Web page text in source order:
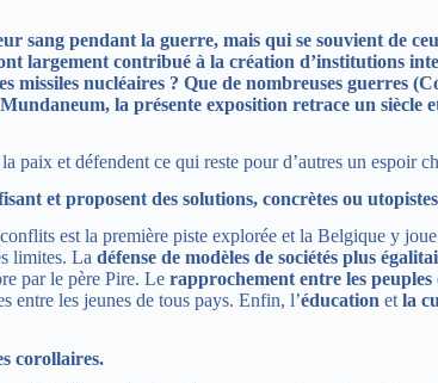
sang pendant la guerre, mais qui se souvient de
largement contribué à la création d’institutions
missiles nucléaires ? Que de nombreuses
la présente exposition retrace un
paix et défendent ce qui reste pour d’autres un espoir
et proposent des solutions, concrètes ou
est la première piste explorée et la Belgique y
limites. La défense de modèles de sociétés plus
par le père Pire. Le rapprochement entre les peuples
entre les jeunes de tous pays. Enfin, l’éducation et la
corollaires.